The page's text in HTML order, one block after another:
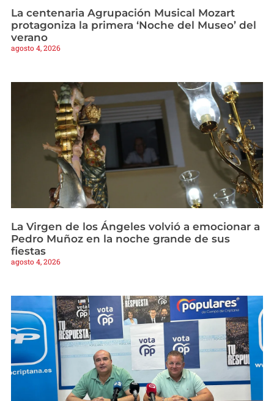
La centenaria Agrupación Musical Mozart
protagoniza la primera ‘Noche del Museo’ del
verano
agosto 4, 2026
La Virgen de los Ángeles volvió a emocionar a
Pedro Muñoz en la noche grande de sus
fiestas
agosto 4, 2026